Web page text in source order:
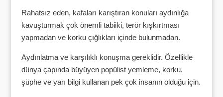
Rahatsız eden, kafaları karıştıran konuları aydınlığa
kavuşturmak çok önemli tabiiki, terör kışkırtması
yapmadan ve korku çığlıkları içinde bulunmadan.
Aydınlatma ve karşılıklı konuşma gereklidir. Özellikle
dünya çapında büyüyen popülist yemleme, korku,
şüphe ve yarı bilgi kullanan pek çok insanın olduğu için.